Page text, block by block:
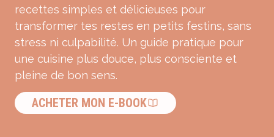
recettes simples et délicieuses pour
transformer tes restes en petits festins, sans
stress ni culpabilité. Un guide pratique pour
une cuisine plus douce, plus consciente et
pleine de bon sens.
ACHETER MON E-BOOK